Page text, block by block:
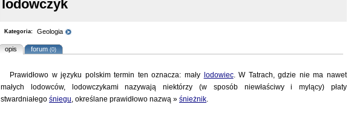
lodowczyk
Kategoria: Geologia
opis forum(0)
Prawidłowo w języku polskim termin ten oznacza: mały lodowiec. W Tatrach, gdzie nie ma nawet
małych lodowców, lodowczykami nazywają niektórzy (w sposób niewłaściwy i mylący) płaty
stwardniałego śniegu, określane prawidłowo nazwą » śnieżnik.